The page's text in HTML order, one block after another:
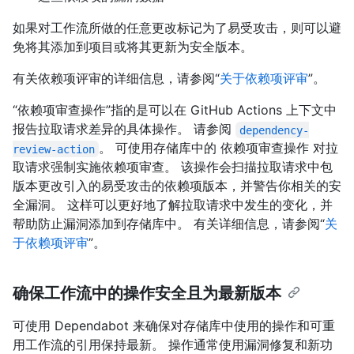
如果对工作流所做的任意更改标记为了易受攻击，则可以避
免将其添加到项目或将其更新为安全版本。
有关依赖项评审的详细信息，请参阅“关于依赖项评审”。
“依赖项审查操作”指的是可以在 GitHub Actions 上下文中
报告拉取请求差异的具体操作。 请参阅
dependency-
review-action 。 可使用存储库中的 依赖项审查操作 对拉
取请求强制实施依赖项审查。 该操作会扫描拉取请求中包
版本更改引入的易受攻击的依赖项版本，并警告你相关的安
全漏洞。 这样可以更好地了解拉取请求中发生的变化，并
帮助防止漏洞添加到存储库中。 有关详细信息，请参阅“关
于依赖项评审”。
确保工作流中的操作安全且为最新版本
可使用 Dependabot 来确保对存储库中使用的操作和可重
用工作流的引用保持最新。 操作通常使用漏洞修复和新功